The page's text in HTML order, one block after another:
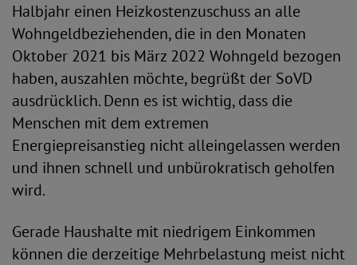
Halbjahr einen Heizkostenzuschuss an alle
Wohngeldbeziehenden, die in den Monaten
Oktober 2021 bis März 2022 Wohngeld bezogen
haben, auszahlen möchte, begrüßt der SoVD
ausdrücklich. Denn es ist wichtig, dass die
Menschen mit dem extremen
Energiepreisanstieg nicht alleingelassen werden
und ihnen schnell und unbürokratisch geholfen
wird.
Gerade Haushalte mit niedrigem Einkommen
können die derzeitige Mehrbelastung meist nicht